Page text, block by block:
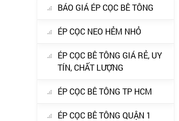
BÁO GIÁ ÉP CỌC BÊ TÔNG
ÉP CỌC NEO HẺM NHỎ
ÉP CỌC BÊ TÔNG GIÁ RẺ, UY
TÍN, CHẤT LƯỢNG
ÉP CỌC BÊ TÔNG TP HCM
ÉP CỌC BÊ TÔNG QUẬN 1